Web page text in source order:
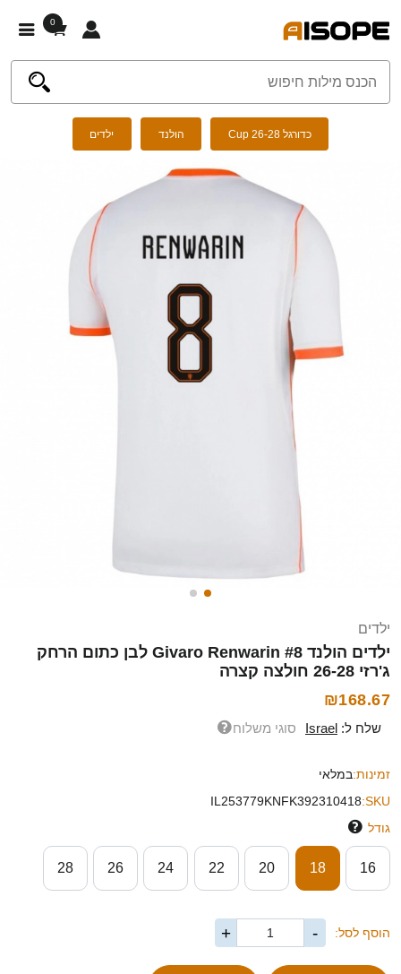
0
כדורגל Cup 26-28 הולנד ילדים
ילדים
ילדים הולנד Givaro Renwarin #8 לבן כתום הרחק
ג'רזי 26-28 חולצה קצרה
₪168.67
שלח ל: Israel סוגי משלוח
זמינות:במלאי
SKU:
IL253779KNFK392310418
גודל
16
18
20
22
24
26
28
הוסף לסל: -
+